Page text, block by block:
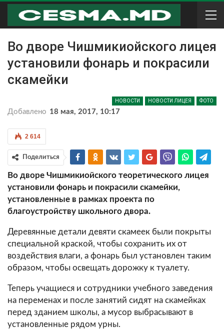
Во дворе Чишмикиойского лицея
установили фонарь и покрасили
скамейки
НОВОСТИ НОВОСТИ ЛИЦЕЯ ФОТО
Добавлено 18 мая, 2017, 10:17
2 614
Поделиться
Во дворе Чишмикиойского теоретического лицея
установили фонарь и покрасили скамейки,
установленные в рамках проекта по
благоустройству школьного двора.
Деревянные детали девяти скамеек были покрыты
специальной краской, чтобы сохранить их от
воздействия влаги, а фонарь был установлен таким
образом, чтобы освещать дорожку к туалету.
Теперь учащиеся и сотрудники учебного заведения
на переменах и после занятий сидят на скамейках
перед зданием школы, а мусор выбрасывают в
установленные рядом урны.